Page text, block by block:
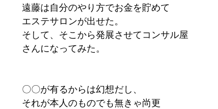
遠藤は自分のやり方でお金を貯めて
エステサロンが出せた。
そして、そこから発展させてコンサル屋
さんになってみた。
〇〇が有るからは幻想だし、
それが本人のものでも無きゃ尚更